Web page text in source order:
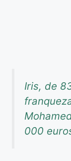
Iris, de
000